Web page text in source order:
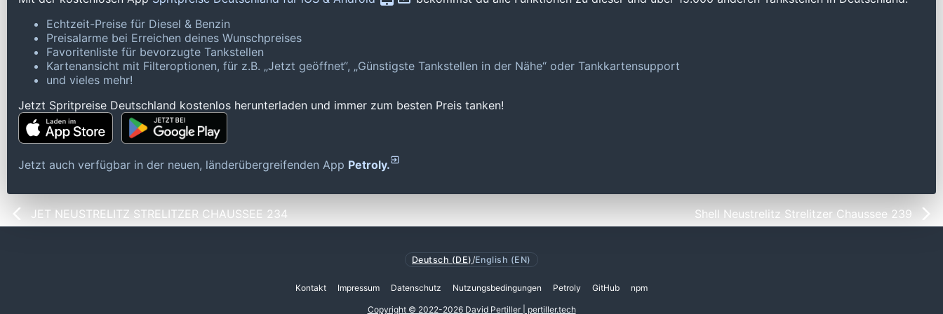
Echtzeit-Preise für Diesel & Benzin
Preisalarme bei Erreichen deines Wunschpreises
Favoritenliste für bevorzugte Tankstellen
Kartenansicht mit Filteroptionen, für z.B. „Jetzt geöffnet“, „Günstigste Tankstellen in der Nähe“ oder Tankkartensupport
und vieles mehr!
Jetzt Spritpreise Deutschland kostenlos herunterladen und immer zum besten Preis tanken!
Jetzt auch verfügbar in der neuen, länderübergreifenden App Petroly.
JET NEUSTRELITZ STRELITZER CHAUSSEE 234 Shell Neustrelitz Strelitzer Chaussee 239
Deutsch (DE) /English (EN)
Kontakt Impressum Datenschutz Nutzungsbedingungen Petroly GitHub npm
Copyright © 2022-2026 David Pertiller | pertiller.tech